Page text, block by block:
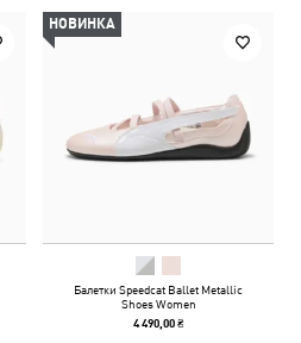
НОВИНКА
Балетки Speedcat Ballet Metallic
Shoes Women
4 490,00 ₴